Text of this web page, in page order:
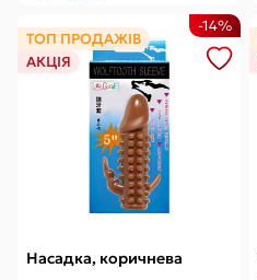
ТОП ПРОДАЖІВ
АКЦІЯ
Насадка, коричнева
-14%